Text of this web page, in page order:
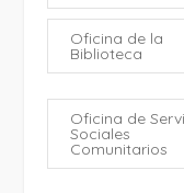
Oficina de la
Biblioteca
Oficina de
Sociales
Comunitarios